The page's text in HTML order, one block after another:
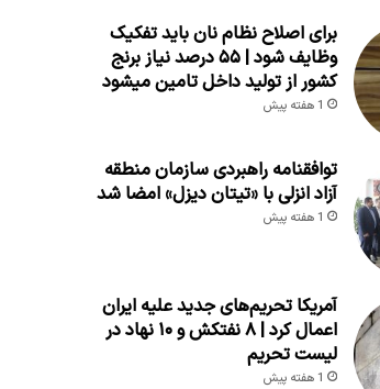
برای اصلاح نظام نان باید تفکیک
وظایف شود | ۵۵ درصد نیاز برنج
کشور از تولید داخل تامین میشود
1 هفته پیش
توافقنامه راهبردی سازمان منطقه
آزاد انزلی با «تیتان دیزل» امضا شد
1 هفته پیش
آمریکا تحریم‌های جدید علیه ایران
اعمال کرد | ۸ نفتکش و ۱۰ نهاد در
لیست تحریم
1 هفته پیش